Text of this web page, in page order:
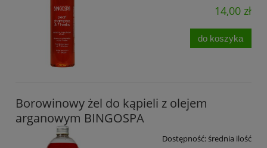
14,00 zł
do koszyka
Borowinowy żel do kąpieli z olejem
arganowym BINGOSPA
Dostępność:średnia ilość